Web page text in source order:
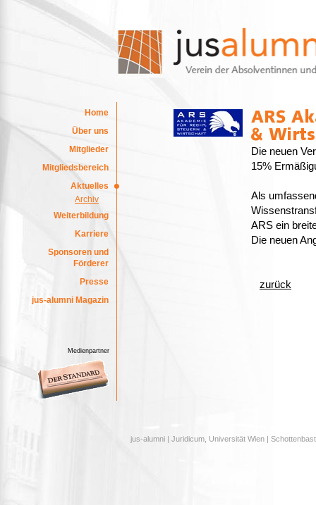
Home
Über uns
Mitglieder
Mitgliedsbereich
Aktuelles
Archiv
Weiterbildung
Karriere
Sponsoren und
Förderer
Presse
jus-alumni Magazin
Medienpartner
Die neuen
15%
Als
ARS ein
Die neuen
zurück
jus-alumni | Juridicum, Universität Wien |